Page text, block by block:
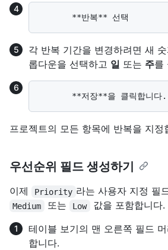
각 반복 기간을 변경하려면 새
롭다운을 선택하고 일 또는 주를
프로젝트의 모든 항목에 반복을 지정
우선순위 필드 생성하기
이제 Priority 라는 사용자 지정 필
Medium 또는 Low
값을 포함합니다.
테이블 보기의 맨 오른쪽 필드
합니다.